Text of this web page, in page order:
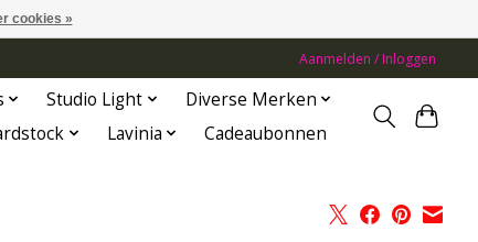
Aanmelden / Inloggen
Studio Light
Diverse Merken
Lavinia Cadeaubonnen
cookies »